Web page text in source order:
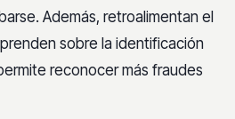
Además, retroalimentan el
sobre la identificación
reconocer más fraudes